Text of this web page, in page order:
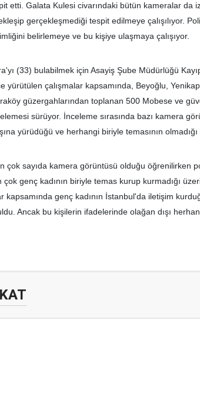
etti. Galata Kulesi civarındaki bütün kameralar da
gerçekleşmediği tespit edilmeye çalışılıyor.
belirlemeye ve bu kişiye ulaşmaya çalışıyor.
(33) bulabilmek için Asayiş Şube Müdürlüğü
yürütülen çalışmalar kapsamında, Beyoğlu,
güzergahlarından toplanan 500 Mobese ve
sürüyor. İnceleme sırasında bazı kamera
yürüdüğü ve herhangi biriyle temasının olmadığı
çok sayıda kamera görüntüsü olduğu öğrenilirken
genç kadının biriyle temas kurup kurmadığı
kapsamında genç kadının İstanbul'da iletişim
Ancak bu kişilerin ifadelerinde olağan dışı